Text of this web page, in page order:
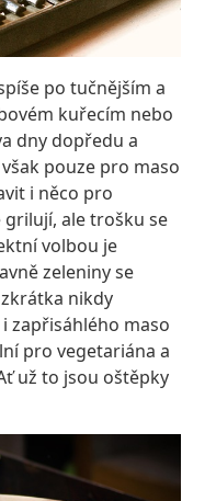
po tučnějším a
kuřecím nebo
dny dopředu a
pouze pro maso
i něco pro
ale trošku se
volbou je
zeleniny se
nikdy
zapřisáhlého maso
pro vegetariána a
už to jsou oštěpky